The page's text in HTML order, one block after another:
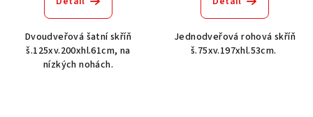
Dvoudveřová šatní skříň
š.125xv.200xhl.61cm, na
nízkých nohách.
Jednodveřová rohová skříň
š.75xv.197xhl.53cm.